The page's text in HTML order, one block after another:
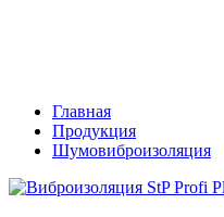
Главная
Продукция
Шумовиброизоляция